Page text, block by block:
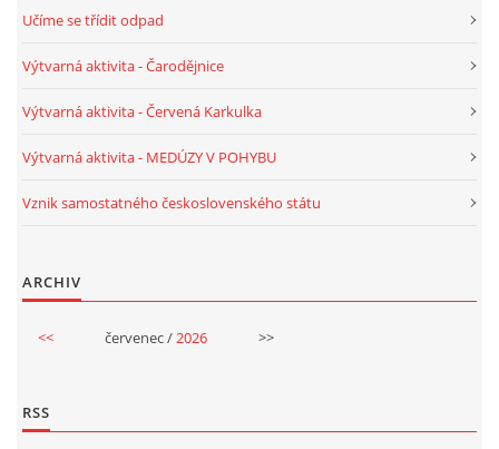
SVĚTOVÝ DEN VODY 22. BŘEZEN
KREATIVNÍ OVOCNÉ A ZELENINOVÉ MLSÁNÍ
RECENZE NA KNIHY
MIKULÁŠSKÁ NADÍLKA
Učíme se třídit odpad
Výtvarná aktivita - Čarodějnice
Výtvarná aktivita - Červená Karkulka
Výtvarná aktivita - MEDÚZY V POHYBU
Vznik samostatného československého státu
ARCHIV
<< červenec /2026 >>
RSS